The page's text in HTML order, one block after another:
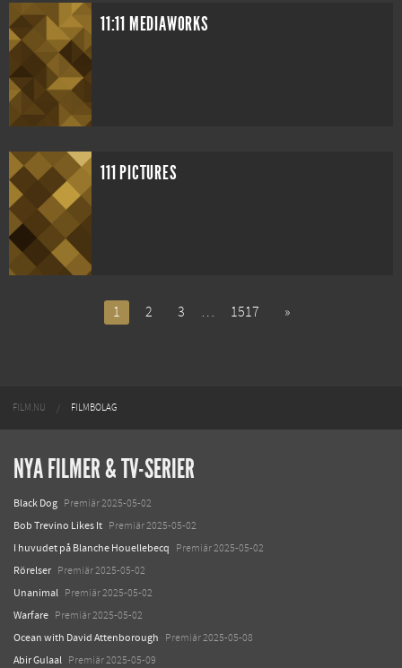
11:11 MEDIAWORKS
111 PICTURES
1 2 3 … 1517 »
FILM.NU FILMBOLAG
NYA FILMER & TV-SERIER
Black Dog Premiär 2025-05-02
Bob Trevino Likes It Premiär 2025-05-02
I huvudet på Blanche Houellebecq Premiär 2025-05-02
Rörelser Premiär 2025-05-02
Unanimal Premiär 2025-05-02
Warfare Premiär 2025-05-02
Ocean with David Attenborough Premiär 2025-05-08
Abir Gulaal Premiär 2025-05-09